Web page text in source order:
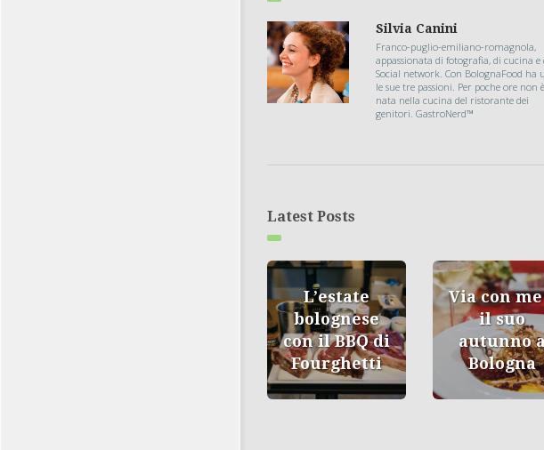
Silvia Canini
Franco-puglio-emiliano-romagnola,
appassionata di fotografia, di cucina e
Social network. Con BolognaFood ha
le sue tre passioni. Per poche ore non è
nata nella cucina del ristorante dei
genitori. GastroNerd™
Latest Posts
L’estate
bolognese
con il BBQ di
Fourghetti
Via con me
il suo
autunno
Bologna